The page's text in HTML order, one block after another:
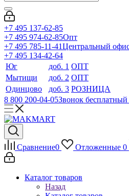
+7 495 137-62-85
+7 495 974-62-85Опт
+7 495 785-11-41Центральный
+7 495 134-42-64
Юг
доб. 1 ОПТ
Мытищи
доб. 2 ОПТ
Одинцово
доб. 3 РОЗНИЦА
8 800 200-04-05Звонок
Сравнение0 Отложенные 0
Каталог товаров
Назад